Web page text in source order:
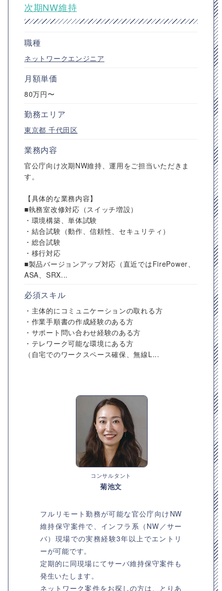
次期NW維持
職種
ネットワークエンジニア
月額単価
80万円〜
勤務エリア
東京都 千代田区
業務内容
官公庁向け次期NW維持、運用をご担当いただきま
す。
【具体的な業務内容】
■執務室改修対応（スイッチ増設）
・環境構築、単体試験
・結合試験（動作、信頼性、セキュリティ）
・総合試験
・移行対応
■製品バージョンアップ対応（直近ではFirePower、
ASA、SRX...
必須スキル
・主体的にコミュニケーションの取れる方
・作業手順書の作成経験のある方
・サポート問い合わせ経験のある方
・テレワーク可能な環境にある方
（自宅でのワークスペース確保、無線L...
コンサルタント
菊池文
フルリモート勤務が可能な官公庁向けNW
維持保守案件で、インフラ系（NW／サー
バ）現場での実務経験3年以上でエントリ
ーが可能です。
定期的に同現場にてサーバ維持保守案件も
発生いたします。
ネットワーク案件をお探しの方は、とりあ